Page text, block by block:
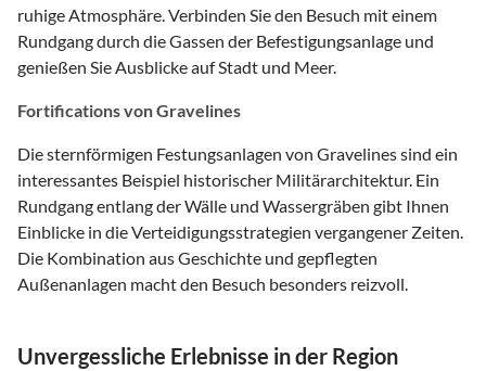
ruhige Atmosphäre. Verbinden Sie den Besuch mit einem
Rundgang durch die Gassen der Befestigungsanlage und
genießen Sie Ausblicke auf Stadt und Meer.
Fortifications von Gravelines
Die sternförmigen Festungsanlagen von Gravelines sind ein
interessantes Beispiel historischer Militärarchitektur. Ein
Rundgang entlang der Wälle und Wassergräben gibt Ihnen
Einblicke in die Verteidigungsstrategien vergangener Zeiten.
Die Kombination aus Geschichte und gepflegten
Außenanlagen macht den Besuch besonders reizvoll.
Unvergessliche Erlebnisse in der Region